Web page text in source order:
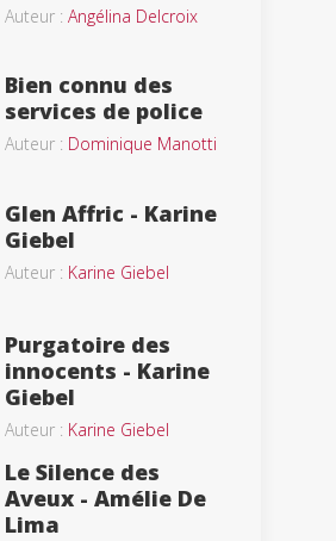
Auteur : Angélina Delcroix
Bien connu des
services de police
Auteur : Dominique Manotti
Glen Affric - Karine
Giebel
Auteur : Karine Giebel
Purgatoire des
innocents - Karine
Giebel
Auteur : Karine Giebel
Le Silence des
Aveux - Amélie De
Lima